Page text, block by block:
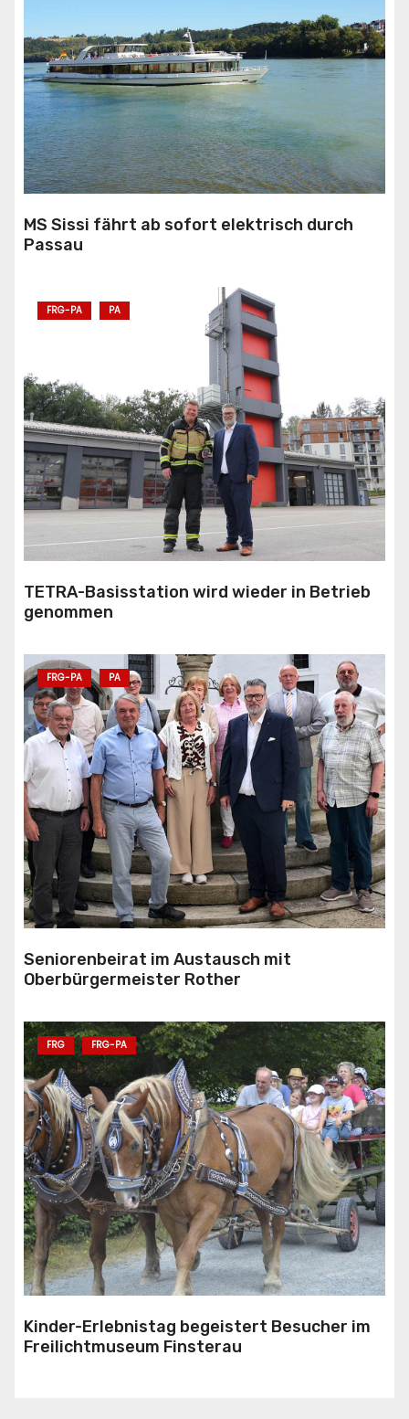
MS Sissi fährt ab sofort elektrisch durch
Passau
FRG-PA PA
TETRA-Basisstation wird wieder in Betrieb
genommen
FRG-PA PA
Seniorenbeirat im Austausch mit
Oberbürgermeister Rother
FRG FRG-PA
Kinder-Erlebnistag begeistert Besucher im
Freilichtmuseum Finsterau